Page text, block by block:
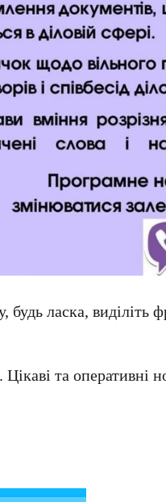
ласка, виділіть
. Цікаві та оперативні